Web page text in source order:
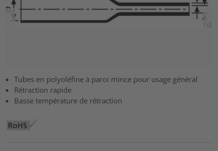
Tubes en polyoléfine à paroi mince pour usage général
Rétraction rapide
Basse température de rétraction